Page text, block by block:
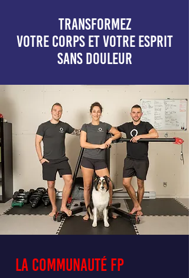
Transformez
votre corps et votre esprit
sans douleur
La Communauté fp